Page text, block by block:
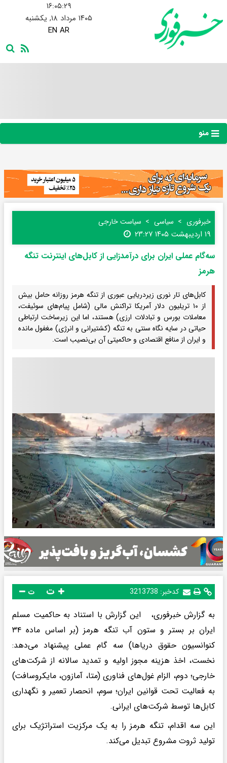
۱۶:۰۵:۳۰
۱۴۰۵ مرداد ۱۸, یکشنبه
EN AR
منو
خبرفوری سیاسی سیاست خارجی
۱۹ اردیبهشت ۱۴۰۵ ۲۳:۲۷
سه‌گام عملی ایران برای درآمدزایی از کابل‌های اینترنت تنگه
هرمز
کابل‌های تار نوری زیردریایی عبوری از تنگه هرمز روزانه حامل بیش
از ۱۰ تریلیون دلار آمریکا تراکنش مالی (شامل پیام‌های سوئیفت،
معاملات بورس و تبادلات ارزی) هستند، اما این زیرساخت ارتباطی
حیاتی در سایه نگاه سنتی به تنگه (کشتیرانی و انرژی) مغفول مانده
و ایران از منافع اقتصادی و حاکمیتی آن بی‌نصیب است.
کدخبر: 3213738 ت
به گزارش خبرفوری، این گزارش با استناد به حاکمیت مسلم
ایران بر بستر و ستون آب تنگه هرمز (بر اساس ماده ۳۴
کنوانسیون حقوق دریاها) سه گام عملی پیشنهاد می‌دهد:
نخست، اخذ هزینه مجوز اولیه و تمدید سالانه از شرکت‌های
خارجی؛ دوم، الزام غول‌های فناوری (متا، آمازون، مایکروسافت)
به فعالیت تحت قوانین ایران؛ سوم، انحصار تعمیر و نگهداری
کابل‌ها توسط شرکت‌های ایرانی.
این سه اقدام، تنگه هرمز را به یک مرکزیت استراتژیک برای
تولید ثروت مشروع تبدیل می‌کند.